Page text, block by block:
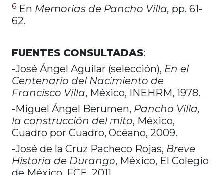
6 En Memorias de Pancho Villa, pp. 61-
62.
FUENTES CONSULTADAS:
-José Ángel Aguilar (selección), En el
Centenario del Nacimiento de
Francisco Villa, México, INEHRM, 1978.
-Miguel Ángel Berumen, Pancho Villa,
la construcción del mito, México,
Cuadro por Cuadro, Océano, 2009.
-José de la Cruz Pacheco Rojas, Breve
Historia de Durango, México, El Colegio